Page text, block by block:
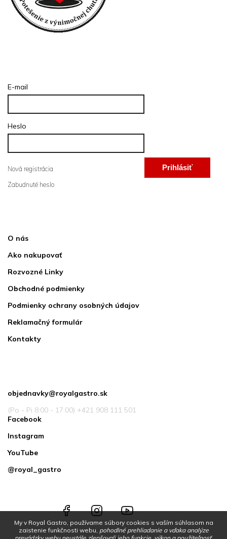
My v Royal Gastro, používame súbory cookies s vaším súhlasom na
zaistenie funkčnosti webu, pohodlné prehliadanie a vďaka analýze
E-mail
Heslo
Prihlásiť
Nová registrácia
Zabudnuté heslo
O nás
Ako nakupovať
Rozvozné Linky
Obchodné podmienky
Podmienky ochrany osobných údajov
Reklamačný formulár
Kontakty
objednavky@royalgastro.sk
(Po - Pi 8:00 - 17:00) +421 908 111 501
Facebook
Instagram
YouTube
@royal_gastro
FacebookInstagramYouTube